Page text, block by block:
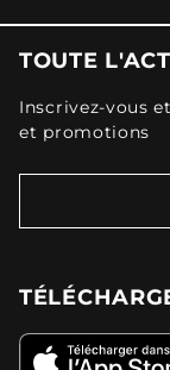
TOUTE
Inscrivez-vous
et promotions